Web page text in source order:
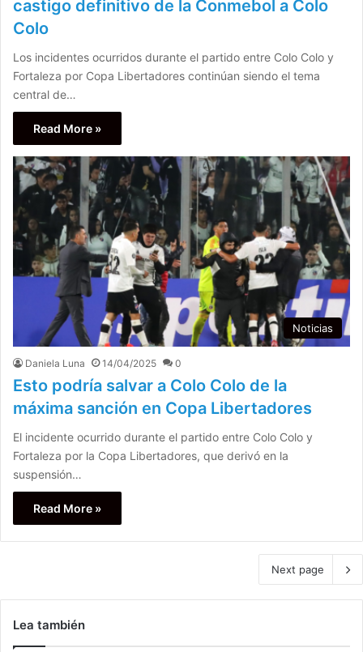
castigo definitivo de la Conmebol a Colo
Colo
Los incidentes ocurridos durante el partido entre Colo Colo y
Fortaleza por Copa Libertadores continúan siendo el tema
central de…
Read More »
Noticias
Daniela Luna 14/04/2025 0
Esto podría salvar a Colo Colo de la
máxima sanción en Copa Libertadores
El incidente ocurrido durante el partido entre Colo Colo y
Fortaleza por la Copa Libertadores, que derivó en la
suspensión…
Read More »
Next page
Lea también